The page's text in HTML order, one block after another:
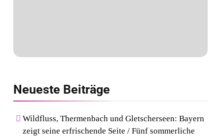
Neueste Beiträge
Wildfluss, Thermenbach und Gletscherseen: Bayern
zeigt seine erfrischende Seite / Fünf sommerliche